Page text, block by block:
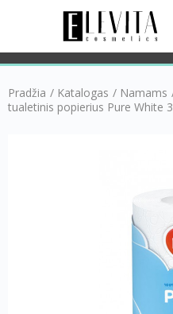
Pradžia / Katalogas / Namams
tualetinis popierius Pure White